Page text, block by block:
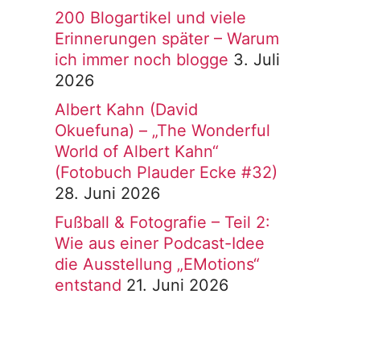
200 Blogartikel und viele
Erinnerungen später – Warum
ich immer noch blogge 3. Juli
2026
Albert Kahn (David
Okuefuna) – „The Wonderful
World of Albert Kahn“
(Fotobuch Plauder Ecke #32)
28. Juni 2026
Fußball & Fotografie – Teil 2:
Wie aus einer Podcast-Idee
die Ausstellung „EMotions“
entstand 21. Juni 2026